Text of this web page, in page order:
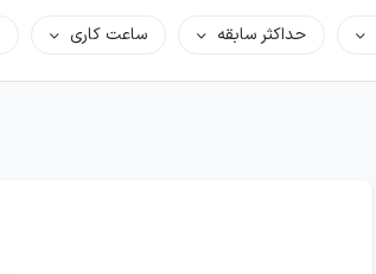
حداکثر سابقه ساعت کاری